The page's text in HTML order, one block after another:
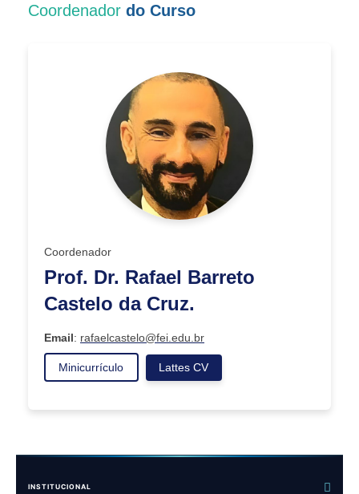
Coordenador do Curso
Coordenador
Prof. Dr. Rafael Barreto
Castelo da Cruz.
Email: rafaelcastelo@fei.edu.br
Minicurrículo Lattes CV
INSTITUCIONAL